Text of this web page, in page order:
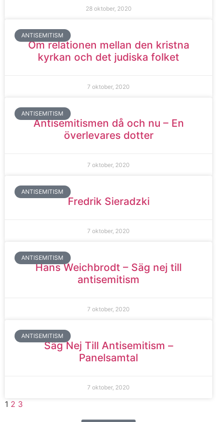
28 oktober, 2020
ANTISEMITISM
Om relationen mellan den kristna
kyrkan och det judiska folket
7 oktober, 2020
ANTISEMITISM
Antisemitismen då och nu – En
överlevares dotter
7 oktober, 2020
ANTISEMITISM
Fredrik Sieradzki
7 oktober, 2020
ANTISEMITISM
Hans Weichbrodt – Säg nej till
antisemitism
7 oktober, 2020
ANTISEMITISM
Säg Nej Till Antisemitism –
Panelsamtal
7 oktober, 2020
1 2 3